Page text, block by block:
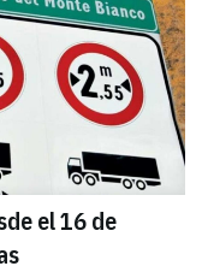
el 16 de